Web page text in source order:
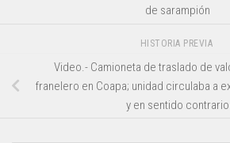
de sarampión
HISTORIA PREVIA
Video.- Camioneta de traslado de
franelero en Coapa; unidad circulaba a
y en sentido contrario